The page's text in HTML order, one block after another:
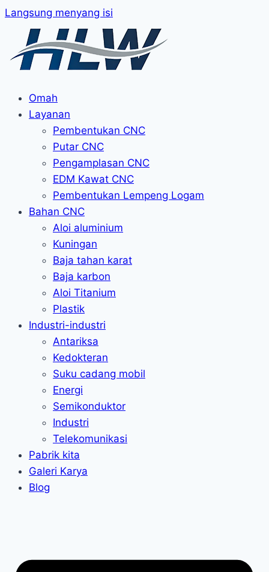
Langsung menyang isi
Omah
Layanan
Pembentukan CNC
Putar CNC
Pengamplasan CNC
EDM Kawat CNC
Pembentukan Lempeng Logam
Bahan CNC
Aloi aluminium
Kuningan
Baja tahan karat
Baja karbon
Aloi Titanium
Plastik
Industri-industri
Antariksa
Kedokteran
Suku cadang mobil
Energi
Semikonduktor
Industri
Telekomunikasi
Pabrik kita
Galeri Karya
Blog